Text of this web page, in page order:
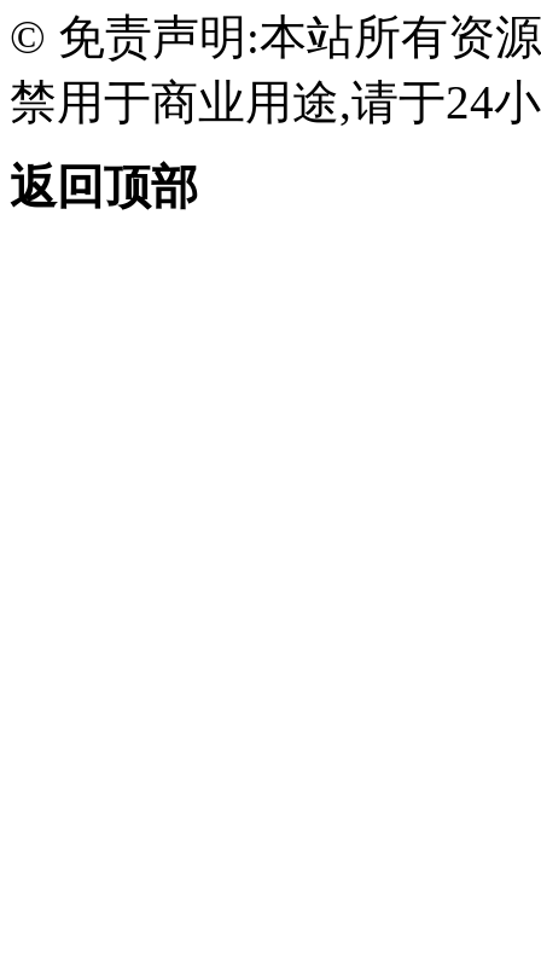
© 免责声明:本站所有资
禁用于商业用途,请于24
返回顶部